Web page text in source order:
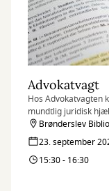
Advokatvagt
Hos Advokatvagten
mundtlig juridisk
spørgsmål i
fast ejendom, leje af
Brønderslev
23. september
15:30 - 16:30